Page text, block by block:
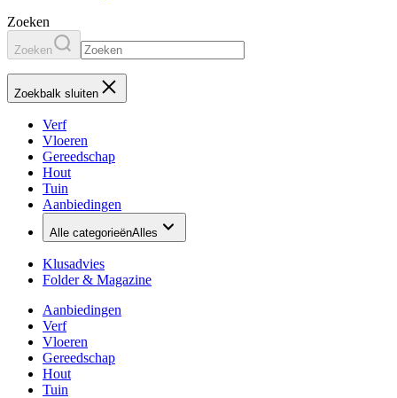
Zoeken
Zoeken
Zoekbalk sluiten
Verf
Vloeren
Gereedschap
Hout
Tuin
Aanbiedingen
Alle categorieënAlles
Klusadvies
Folder & Magazine
Aanbiedingen
Verf
Vloeren
Gereedschap
Hout
Tuin